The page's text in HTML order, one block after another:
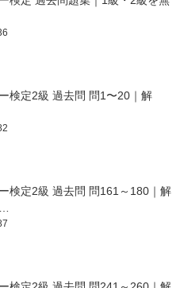
検定2級 過去問 問1〜20｜解
検定2級 過去問 問161～180｜解